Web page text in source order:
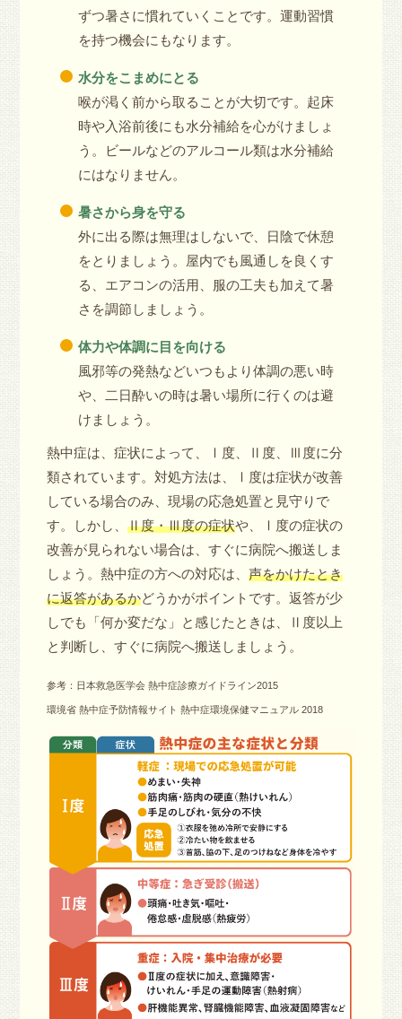
ずつ暑さに慣れていくことです。運動習慣
を持つ機会にもなります。
水分をこまめにとる
喉が渇く前から取ることが大切です。起床
時や入浴前後にも水分補給を心がけましょ
う。ビールなどのアルコール類は水分補給
にはなりません。
暑さから身を守る
外に出る際は無理はしないで、日陰で休憩
をとりましょう。屋内でも風通しを良くす
る、エアコンの活用、服の工夫も加えて暑
さを調節しましょう。
体力や体調に目を向ける
風邪等の発熱などいつもより体調の悪い時
や、二日酔いの時は暑い場所に行くのは避
けましょう。
熱中症は、症状によって、Ⅰ度、Ⅱ度、Ⅲ度に分
類されています。対処方法は、Ⅰ度は症状が改善
している場合のみ、現場の応急処置と見守りで
す。しかし、Ⅱ度・Ⅲ度の症状や、Ⅰ度の症状の
改善が見られない場合は、すぐに病院へ搬送しま
しょう。熱中症の方への対応は、声をかけたとき
に返答があるかどうかがポイントです。返答が少
しでも「何か変だな」と感じたときは、Ⅱ度以上
と判断し、すぐに病院へ搬送しましょう。
参考：日本救急医学会 熱中症診療ガイドライン2015
環境省 熱中症予防情報サイト 熱中症環境保健マニュアル 2018